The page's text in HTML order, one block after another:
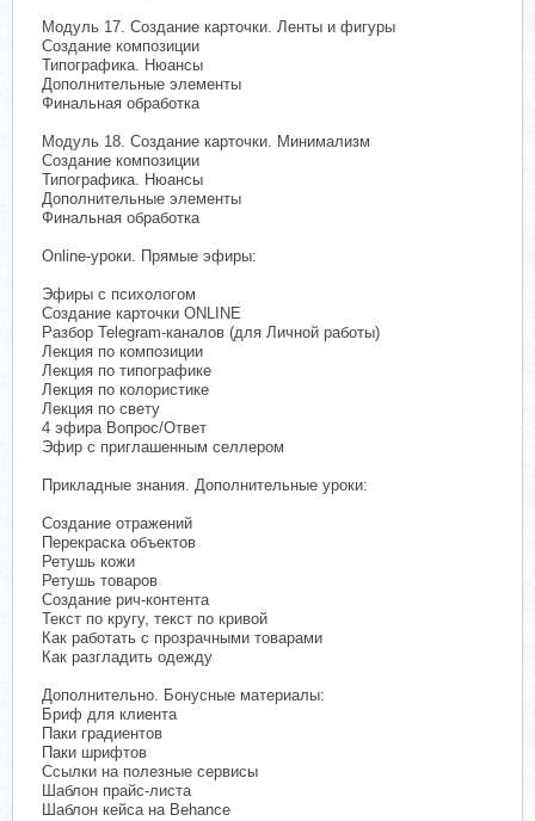
Модуль 17. Создание карточки. Ленты и фигуры
Создание композиции
Типографика. Нюансы
Дополнительные элементы
Финальная обработка
Модуль 18. Создание карточки. Минимализм
Создание композиции
Типографика. Нюансы
Дополнительные элементы
Финальная обработка
Online-уроки. Прямые эфиры:
Эфиры с психологом
Создание карточки ONLINE
Разбор Telegram-каналов (для Личной работы)
Лекция по композиции
Лекция по типографике
Лекция по колористике
Лекция по свету
4 эфира Вопрос/Ответ
Эфир с приглашенным селлером
Прикладные знания. Дополнительные уроки:
Создание отражений
Перекраска объектов
Ретушь кожи
Ретушь товаров
Создание рич-контента
Текст по кругу, текст по кривой
Как работать с прозрачными товарами
Как разгладить одежду
Дополнительно. Бонусные материалы:
Бриф для клиента
Паки градиентов
Паки шрифтов
Ссылки на полезные сервисы
Шаблон прайс-листа
Шаблон кейса на Behance